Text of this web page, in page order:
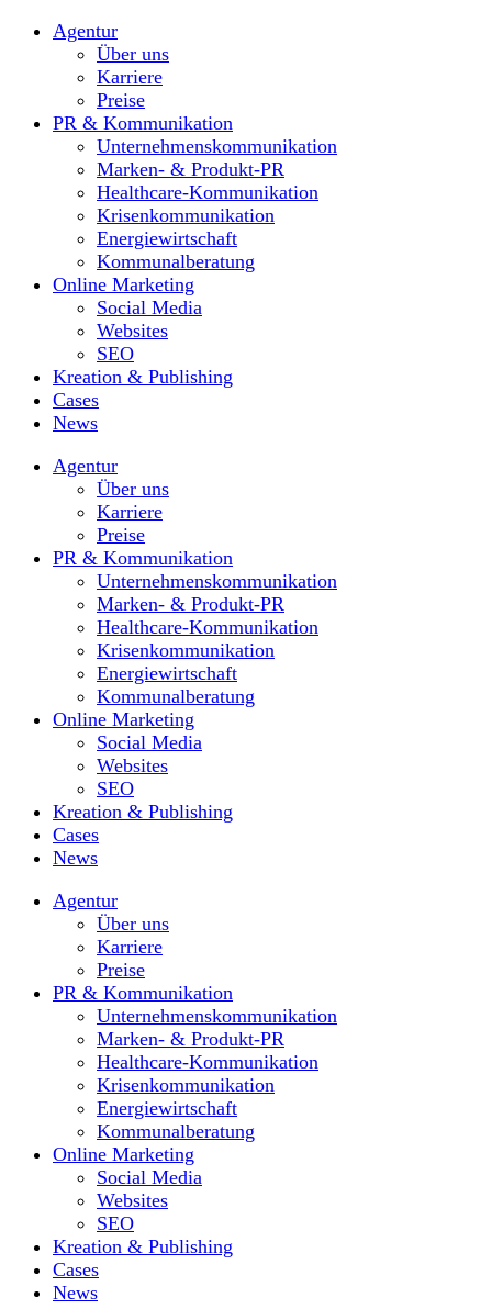
Agentur
Über uns
Karriere
Preise
PR & Kommunikation
Unternehmenskommunikation
Marken- & Produkt-PR
Healthcare-Kommunikation
Krisenkommunikation
Energiewirtschaft
Kommunalberatung
Online Marketing
Social Media
Websites
SEO
Kreation & Publishing
Cases
News
Agentur
Über uns
Karriere
Preise
PR & Kommunikation
Unternehmenskommunikation
Marken- & Produkt-PR
Healthcare-Kommunikation
Krisenkommunikation
Energiewirtschaft
Kommunalberatung
Online Marketing
Social Media
Websites
SEO
Kreation & Publishing
Cases
News
Agentur
Über uns
Karriere
Preise
PR & Kommunikation
Unternehmenskommunikation
Marken- & Produkt-PR
Healthcare-Kommunikation
Krisenkommunikation
Energiewirtschaft
Kommunalberatung
Online Marketing
Social Media
Websites
SEO
Kreation & Publishing
Cases
News